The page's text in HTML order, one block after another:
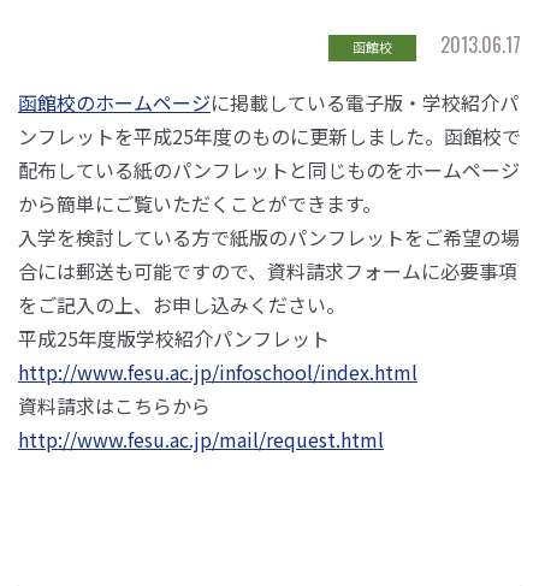
函館校
2013.06.17
函館校のホームページに掲載している電子版・学校紹介パ
ンフレットを平成25年度のものに更新しました。函館校で
配布している紙のパンフレットと同じものをホームページ
から簡単にご覧いただくことができます。
入学を検討している方で紙版のパンフレットをご希望の場
合には郵送も可能ですので、資料請求フォームに必要事項
をご記入の上、お申し込みください。
平成25年度版学校紹介パンフレット
http://www.fesu.ac.jp/infoschool/index.html
資料請求はこちらから
http://www.fesu.ac.jp/mail/request.html